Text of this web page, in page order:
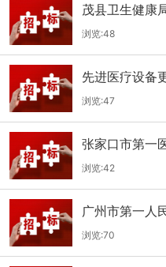
茂县卫生健康
手术、急救及
标公告
浏览:48
先进医疗设备
购（三次）公
浏览:47
张家口市第一
救治基地手术
目更正公告
浏览:42
广州市第一人
目（2026年第
2026FW-06
浏览:70